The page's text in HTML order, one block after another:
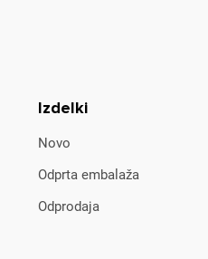
Izdelki
Novo
Odprta embalaža
Odprodaja